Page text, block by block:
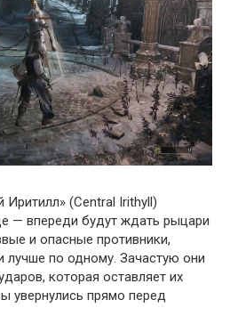
(Central Irithyll)
— впереди будут ждать рыцари
и опасные противники,
лучше по одному. Зачастую они
которая оставляет их
увернулись прямо перед